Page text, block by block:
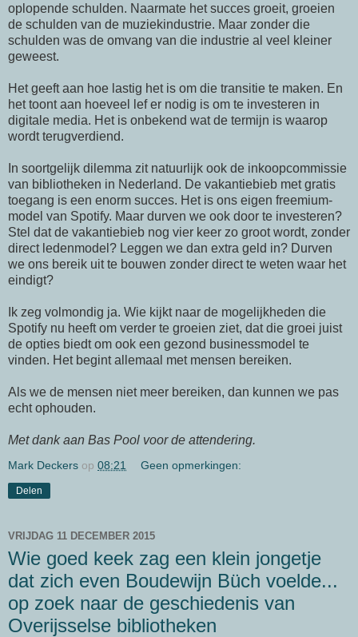
oplopende schulden. Naarmate het succes groeit, groeien
de schulden van de muziekindustrie. Maar zonder die
schulden was de omvang van die industrie al veel kleiner
geweest.
Het geeft aan hoe lastig het is om die transitie te maken. En
het toont aan hoeveel lef er nodig is om te investeren in
digitale media. Het is onbekend wat de termijn is waarop
wordt terugverdiend.
In soortgelijk dilemma zit natuurlijk ook de inkoopcommissie
van bibliotheken in Nederland. De vakantiebieb met gratis
toegang is een enorm succes. Het is ons eigen freemium-
model van Spotify. Maar durven we ook door te investeren?
Stel dat de vakantiebieb nog vier keer zo groot wordt, zonder
direct ledenmodel? Leggen we dan extra geld in? Durven
we ons bereik uit te bouwen zonder direct te weten waar het
eindigt?
Ik zeg volmondig ja. Wie kijkt naar de mogelijkheden die
Spotify nu heeft om verder te groeien ziet, dat die groei juist
de opties biedt om ook een gezond businessmodel te
vinden. Het begint allemaal met mensen bereiken.
Als we de mensen niet meer bereiken, dan kunnen we pas
echt ophouden.
Met dank aan Bas Pool voor de attendering.
Mark Deckers op 08:21 Geen opmerkingen:
Delen
VRIJDAG 11 DECEMBER 2015
Wie goed keek zag een klein jongetje
dat zich even Boudewijn Büch voelde...
op zoek naar de geschiedenis van
Overijsselse bibliotheken